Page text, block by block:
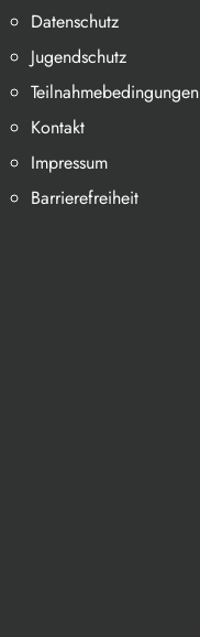
Datenschutz
Jugendschutz
Teilnahmebedingungen
Kontakt
Impressum
Barrierefreiheit